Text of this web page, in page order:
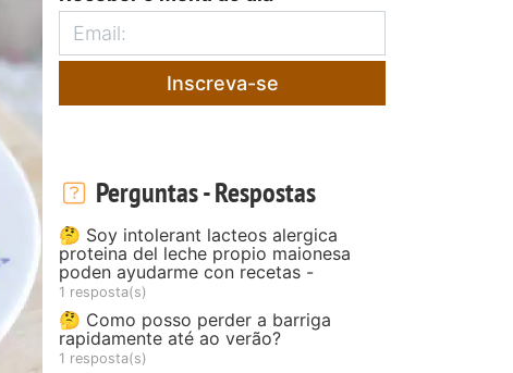
Inscreva-se
Perguntas - Respostas
🤔 Soy intolerant lacteos alergica
proteina del leche propio maionesa
poden ayudarme con recetas -
1 resposta(s)
🤔 Como posso perder a barriga
rapidamente até ao verão?
1 resposta(s)